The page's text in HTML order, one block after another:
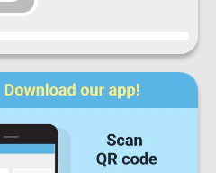
Vordering
Woens Don